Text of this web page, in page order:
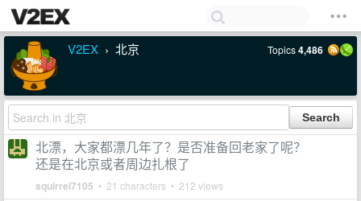
V2EX › 北京 Topics4,486
北漂，大家都漂几年了？是否准备回老家了呢？
还是在北京或者周边扎根了
squirrel7105 • 21 characters • 212 views